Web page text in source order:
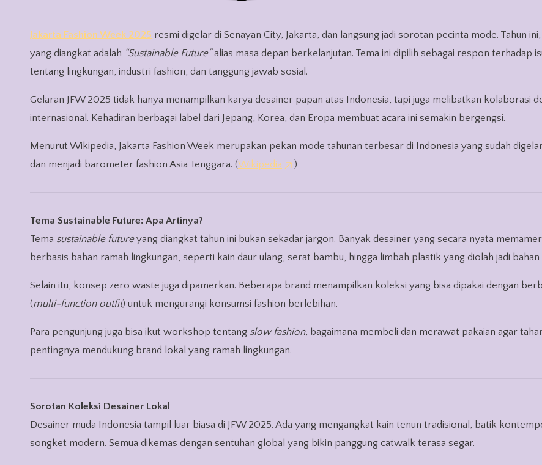
Jakarta Fashion Week 2025 resmi digelar di Senayan City, Jakarta, dan langsung jadi sorotan pecinta mode. Tahun
yang diangkat adalah “Sustainable Future”alias masa depan berkelanjutan. Tema ini dipilih sebagai respon terhadap
tentang lingkungan, industri fashion, dan tanggung jawab sosial.
Gelaran JFW 2025 tidak hanya menampilkan karya desainer papan atas Indonesia, tapi juga melibatkan kolaborasi
internasional. Kehadiran berbagai label dari Jepang, Korea, dan Eropa membuat acara ini semakin bergengsi.
Menurut Wikipedia, Jakarta Fashion Week merupakan pekan mode tahunan terbesar di Indonesia yang sudah
dan menjadi barometer fashion Asia Tenggara. (Wikipedia )
Tema Sustainable Future: Apa Artinya?
Tema sustainable futureyang diangkat tahun ini bukan sekadar jargon. Banyak desainer yang secara nyata
berbasis bahan ramah lingkungan, seperti kain daur ulang, serat bambu, hingga limbah plastik yang diolah jadi bahan
Selain itu, konsep zero waste juga dipamerkan. Beberapa brand menampilkan koleksi yang bisa dipakai dengan
(multi-function outfit) untuk mengurangi konsumsi fashion berlebihan.
Para pengunjung juga bisa ikut workshop tentang slow fashion, bagaimana membeli dan merawat pakaian agar
pentingnya mendukung brand lokal yang ramah lingkungan.
Sorotan Koleksi Desainer Lokal
Desainer muda Indonesia tampil luar biasa di JFW 2025. Ada yang mengangkat kain tenun tradisional, batik
songket modern. Semua dikemas dengan sentuhan global yang bikin panggung catwalk terasa segar.